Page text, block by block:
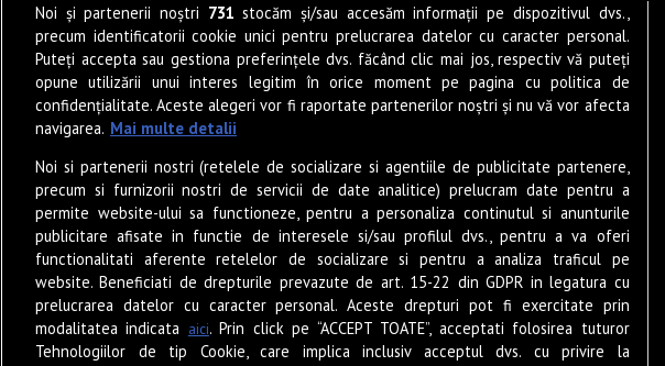
Teatru
Film
Program filme
Lifestyle
Muzică
Sunete Live
Eat & Drink
POP-UP Stories
Junior
Newsletter
Noi și partenerii noștri 731 stocăm și/sau accesăm informații pe dispozitivul dvs.,
precum identificatorii cookie unici pentru prelucrarea datelor cu caracter personal.
Puteți accepta sau gestiona preferințele dvs. făcând clic mai jos, respectiv vă puteți
opune utilizării unui interes legitim în orice moment pe pagina cu politica de
confidențialitate. Aceste alegeri vor fi raportate partenerilor noștri și nu vă vor afecta
navigarea. Mai multe detalii
Noi si partenerii nostri (retelele de socializare si agentiile de publicitate partenere,
precum si furnizorii nostri de servicii de date analitice) prelucram date pentru a
permite website-ului sa functioneze, pentru a personaliza continutul si anunturile
publicitare afisate in functie de interesele si/sau profilul dvs., pentru a va oferi
functionalitati aferente retelelor de socializare si pentru a analiza traficul pe
website. Beneficiati de drepturile prevazute de art. 15-22 din GDPR in legatura cu
prelucrarea datelor cu caracter personal. Aceste drepturi pot fi exercitate prin
modalitatea indicata aici. Prin click pe “ACCEPT TOATE”, acceptati folosirea tuturor
Tehnologiilor de tip Cookie, care implica inclusiv acceptul dvs. cu privire la